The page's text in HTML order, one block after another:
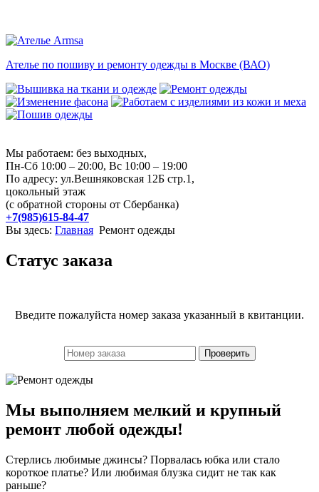
Ателье по пошиву и ремонту одежды в Москве (ВАО)
Мы работаем: без выходных,
Пн-Сб 10:00 – 20:00, Вс 10:00 – 19:00
По адресу: ул.Вешняковская 12Б стр.1,
цокольный этаж
(с обратной стороны от Сбербанка)
+7(985)615-84-47
Вы здесь: Главная Ремонт одежды
Cтатус заказа
Введите пожалуйста номер заказа указанный в квитанции.
Мы выполняем мелкий и крупный
ремонт любой одежды!
Стерлись любимые джинсы? Порвалась юбка или стало
короткое платье? Или любимая блузка сидит не так как
раньше?